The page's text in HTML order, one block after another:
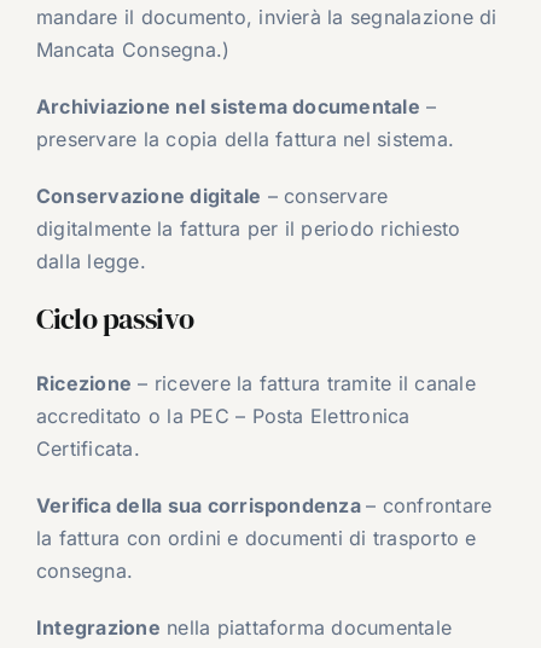
mandare il documento, invierà la segnalazione di
Mancata Consegna.)
Archiviazione nel sistema documentale –
preservare la copia della fattura nel sistema.
Conservazione digitale – conservare
digitalmente la fattura per il periodo richiesto
dalla legge.
Ciclo passivo
Ricezione – ricevere la fattura tramite il canale
accreditato o la PEC – Posta Elettronica
Certificata.
Verifica della sua corrispondenza– confrontare
la fattura con ordini e documenti di trasporto e
consegna.
Integrazione nella piattaforma documentale